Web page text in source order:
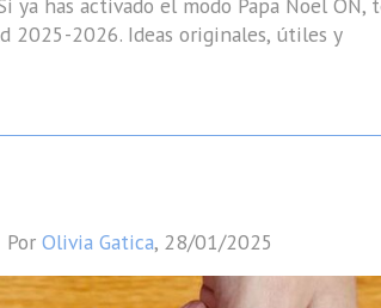
2025-2026. Ideas originales, útiles y
Por Olivia Gatica, 28/01/2025